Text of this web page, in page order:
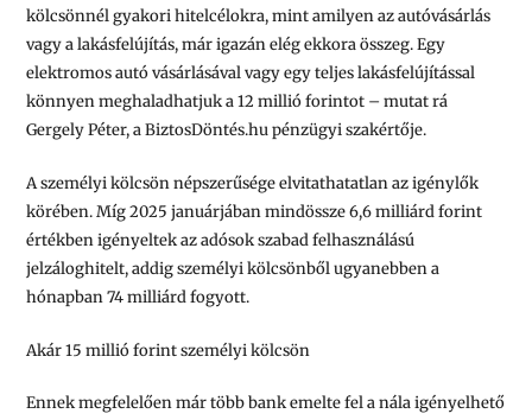
kölcsönnél gyakori hitelcélokra, mint amilyen az autóvásárlás
vagy a lakásfelújítás, már igazán elég ekkora összeg. Egy
elektromos autó vásárlásával vagy egy teljes lakásfelújítással
könnyen meghaladhatjuk a 12 millió forintot – mutat rá
Gergely Péter, a BiztosDöntés.hu pénzügyi szakértője.
A személyi kölcsön népszerűsége elvitathatatlan az igénylők
körében. Míg 2025 januárjában mindössze 6,6 milliárd forint
értékben igényeltek az adósok szabad felhasználású
jelzáloghitelt, addig személyi kölcsönből ugyanebben a
hónapban 74 milliárd fogyott.
Akár 15 millió forint személyi kölcsön
Ennek megfelelően már több bank emelte fel a nála igényelhető